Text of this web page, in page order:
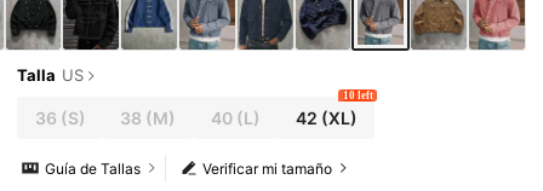
Talla US
36 (S) 38 (M) 40(L) 42 (XL)
10 left
Verificar mi tamaño
Guía de Tallas